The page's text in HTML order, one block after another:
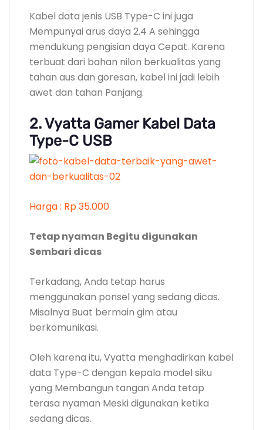
Kabel data jenis USB Type-C ini juga
Mempunyai arus daya 2.4 A sehingga
mendukung pengisian daya Cepat. Karena
terbuat dari bahan nilon berkualitas yang
tahan aus dan goresan, kabel ini jadi lebih
awet dan tahan Panjang.
2. Vyatta Gamer Kabel Data
Type-C USB
Harga : Rp 35.000
Tetap nyaman Begitu digunakan
Sembari dicas
Terkadang, Anda tetap harus
menggunakan ponsel yang sedang dicas.
Misalnya Buat bermain gim atau
berkomunikasi.
Oleh karena itu, Vyatta menghadirkan kabel
data Type-C dengan kepala model siku
yang Membangun tangan Anda tetap
terasa nyaman Meski digunakan ketika
sedang dicas.